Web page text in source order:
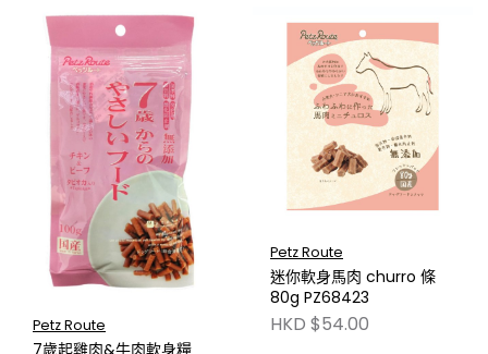
Petz Route
Petz Route
迷你軟身馬肉 churro 條
80g PZ68423
HKD $54.00